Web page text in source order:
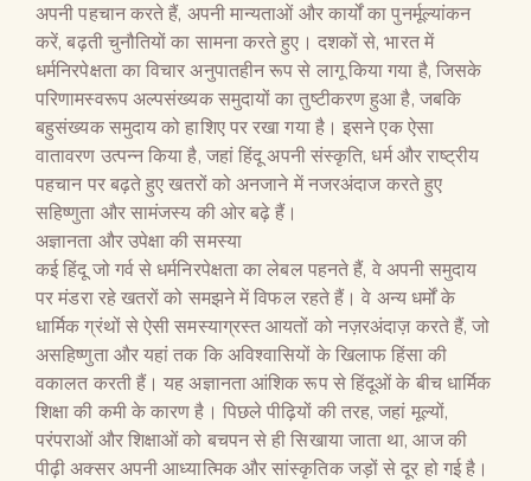
अपनी पहचान करते हैं, अपनी मान्यताओं और कार्यों का पुनर्मूल्यांकन
करें, बढ़ती चुनौतियों का सामना करते हुए। दशकों से, भारत में
धर्मनिरपेक्षता का विचार अनुपातहीन रूप से लागू किया गया है, जिसके
परिणामस्वरूप अल्पसंख्यक समुदायों का तुष्टीकरण हुआ है, जबकि
बहुसंख्यक समुदाय को हाशिए पर रखा गया है। इसने एक ऐसा
वातावरण उत्पन्न किया है, जहां हिंदू अपनी संस्कृति, धर्म और राष्ट्रीय
पहचान पर बढ़ते हुए खतरों को अनजाने में नजरअंदाज करते हुए
सहिष्णुता और सामंजस्य की ओर बढ़े हैं।
अज्ञानता और उपेक्षा की समस्या
कई हिंदू जो गर्व से धर्मनिरपेक्षता का लेबल पहनते हैं, वे अपनी समुदाय
पर मंडरा रहे खतरों को समझने में विफल रहते हैं। वे अन्य धर्मों के
धार्मिक ग्रंथों से ऐसी समस्याग्रस्त आयतों को नज़रअंदाज़ करते हैं, जो
असहिष्णुता और यहां तक ​​कि अविश्वासियों के खिलाफ हिंसा की
वकालत करती हैं। यह अज्ञानता आंशिक रूप से हिंदूओं के बीच धार्मिक
शिक्षा की कमी के कारण है। पिछले पीढ़ियों की तरह, जहां मूल्यों,
परंपराओं और शिक्षाओं को बचपन से ही सिखाया जाता था, आज की
पीढ़ी अक्सर अपनी आध्यात्मिक और सांस्कृतिक जड़ों से दूर हो गई है।